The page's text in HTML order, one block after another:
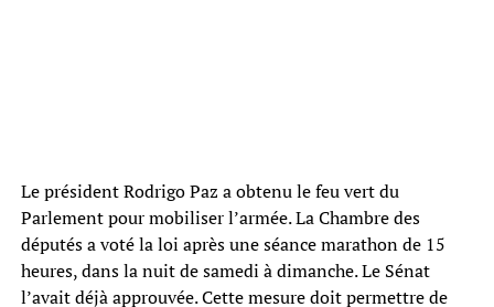
Le président Rodrigo Paz a obtenu le feu vert du
Parlement pour mobiliser l’armée. La Chambre des
députés a voté la loi après une séance marathon de 15
heures, dans la nuit de samedi à dimanche. Le Sénat
l’avait déjà approuvée. Cette mesure doit permettre de